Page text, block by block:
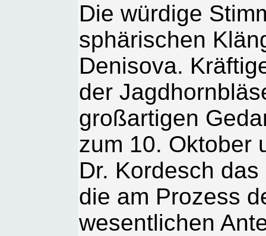
Die würdige
sphärischen
Denisova.
der
großartigen
zum 10. Oktober
Dr. Kordesch
die am Prozess
wesentlichen